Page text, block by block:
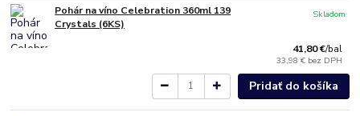
Pohár na víno Celebration 360ml 139
Crystals (6KS)
41,80 €/bal
33,98 € bez DPH
Skladom
Pridať do košíka